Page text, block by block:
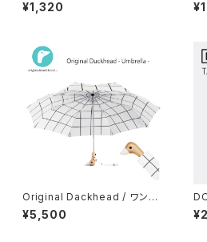
¥1,320
Original Dackhead / ワンタ
ッチ式折り畳み傘
¥5,500